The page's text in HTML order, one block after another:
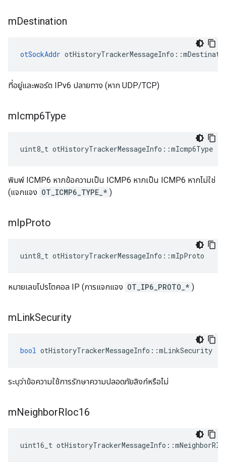
mDestination
otSockAddr otHistoryTrackerMessageInfo ::
ที่อยู่และพอร์ต IPv6 ปลายทาง (หาก UDP/TCP)
mIcmp6Type
uint8_t otHistoryTrackerMessageInfo ::mIcmp6Type
พิมพ์ ICMP6 หากข้อความเป็น ICMP6 หากเป็น ICMP6 หากไม่ใช่
(แจกแจง OT_ICMP6_TYPE_* )
mIpProto
uint8_t otHistoryTrackerMessageInfo ::mIpProto
หมายเลขโปรโตคอล IP (การแจกแจง OT_IP6_PROTO_* )
mLinkSecurity
bool otHistoryTrackerMessageInfo ::mLinkSecurity
ระบุว่าข้อความใช้การรักษาความปลอดภัยลิงก์หรือไม่
mNeighborRloc16
uint16_t otHistoryTrackerMessageInfo ::